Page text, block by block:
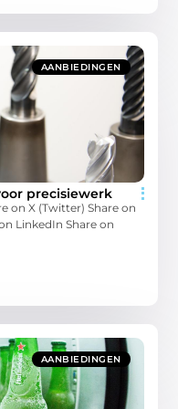
AANBIEDINGEN
precisiewerk
on X (Twitter) Share on
LinkedIn Share on
AANBIEDINGEN